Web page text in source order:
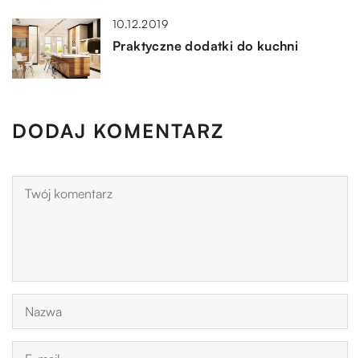
10.12.2019
Praktyczne dodatki do kuchni
DODAJ KOMENTARZ